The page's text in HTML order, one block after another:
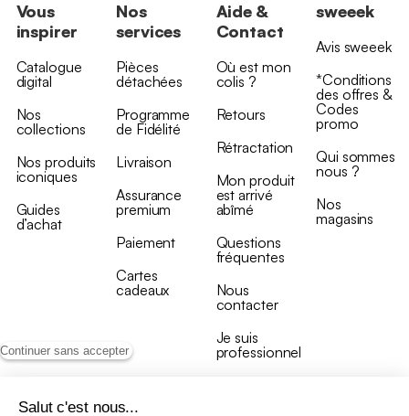
Continuer sans accepter
Salut c'est nous...
Vous
inspirer
Catalogue
digital
Nos
collections
Nos produits
iconiques
Guides
d’achat
Nos
services
Pièces
détachées
Programme
de Fidélité
Livraison
Assurance
premium
Paiement
Cartes
cadeaux
Aide &
Contact
Où est mon
colis ?
Retours
Rétractation
Mon produit
est arrivé
abîmé
Questions
fréquentes
Nous
contacter
Je suis
professionnel
sweeek
Avis sweeek
*Conditions
des offres &
Codes
promo
Qui sommes
nous ?
Nos
magasins